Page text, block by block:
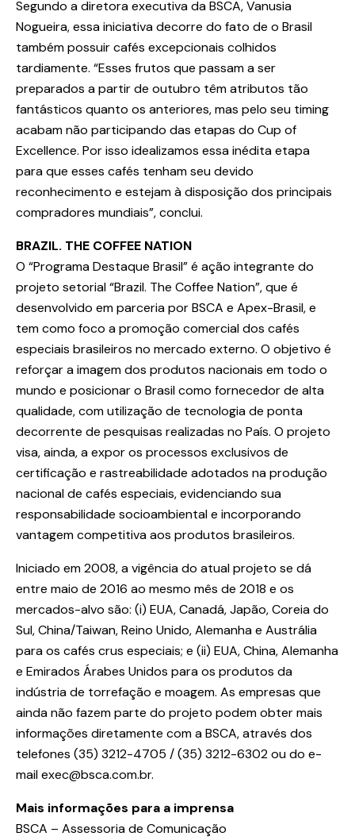
Segundo a diretora executiva da BSCA, Vanusia
Nogueira, essa iniciativa decorre do fato de o Brasil
também possuir cafés excepcionais colhidos
tardiamente. “Esses frutos que passam a ser
preparados a partir de outubro têm atributos tão
fantásticos quanto os anteriores, mas pelo seu timing
acabam não participando das etapas do Cup of
Excellence. Por isso idealizamos essa inédita etapa
para que esses cafés tenham seu devido
reconhecimento e estejam à disposição dos principais
compradores mundiais”, conclui.
BRAZIL. THE COFFEE NATION
O “Programa Destaque Brasil” é ação integrante do
projeto setorial “Brazil. The Coffee Nation”, que é
desenvolvido em parceria por BSCA e Apex-Brasil, e
tem como foco a promoção comercial dos cafés
especiais brasileiros no mercado externo. O objetivo é
reforçar a imagem dos produtos nacionais em todo o
mundo e posicionar o Brasil como fornecedor de alta
qualidade, com utilização de tecnologia de ponta
decorrente de pesquisas realizadas no País. O projeto
visa, ainda, a expor os processos exclusivos de
certificação e rastreabilidade adotados na produção
nacional de cafés especiais, evidenciando sua
responsabilidade socioambiental e incorporando
vantagem competitiva aos produtos brasileiros.
Iniciado em 2008, a vigência do atual projeto se dá
entre maio de 2016 ao mesmo mês de 2018 e os
mercados-alvo são: (i) EUA, Canadá, Japão, Coreia do
Sul, China/Taiwan, Reino Unido, Alemanha e Austrália
para os cafés crus especiais; e (ii) EUA, China, Alemanha
e Emirados Árabes Unidos para os produtos da
indústria de torrefação e moagem. As empresas que
ainda não fazem parte do projeto podem obter mais
informações diretamente com a BSCA, através dos
telefones (35) 3212-4705 / (35) 3212-6302 ou do e-
mail exec@bsca.com.br.
Mais informações para a imprensa
BSCA – Assessoria de Comunicação